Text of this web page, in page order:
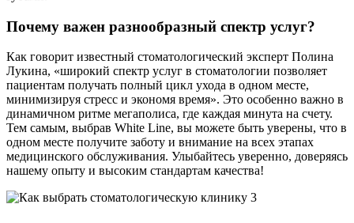
Почему важен разнообразный спектр услуг?
Как говорит известный стоматологический эксперт Полина
Лукина, «широкий спектр услуг в стоматологии позволяет
пациентам получать полный цикл ухода в одном месте,
минимизируя стресс и экономя время». Это особенно важно в
динамичном ритме мегаполиса, где каждая минута на счету.
Тем самым, выбрав White Line, вы можете быть уверены, что в
одном месте получите заботу и внимание на всех этапах
медицинского обслуживания. Улыбайтесь уверенно, доверяясь
нашему опыту и высоким стандартам качества!